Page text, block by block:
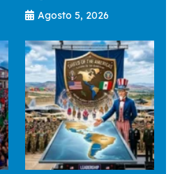
Agosto 5, 2026